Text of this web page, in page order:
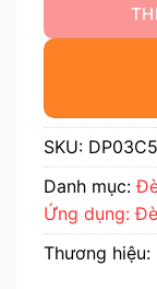
SKU:
Danh mục:
Ứng dụng:
Thương hiệu: